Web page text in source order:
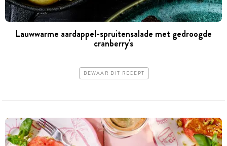
Lauwwarme aardappel-spruitensalade met gedroogde
cranberry's
BEWAAR DIT RECEPT